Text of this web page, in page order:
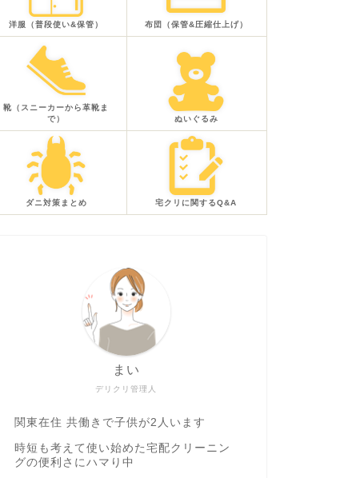
洋服（普段使い&保管） 布団（保管&圧縮仕上げ）
靴（スニーカーから革靴ま
で）
ぬいぐるみ
ダニ対策まとめ 宅クリに関するQ&A
デリクリ管理人
まい
関東在住 共働きで子供が2人います
時短も考えて使い始めた宅配クリーニン
グの便利さにハマり中